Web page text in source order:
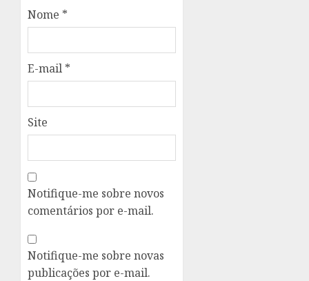
Nome *
E-mail *
Site
Notifique-me sobre novos
comentários por e-mail.
Notifique-me sobre novas
publicações por e-mail.